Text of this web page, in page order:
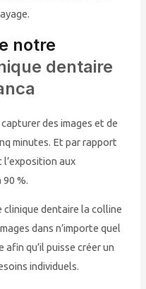
notre
dentaire
des images et de
minutes. Et par rapport
aux
90 %.
dentaire la colline
dans n’importe quel
qu’il puisse créer un
individuels.